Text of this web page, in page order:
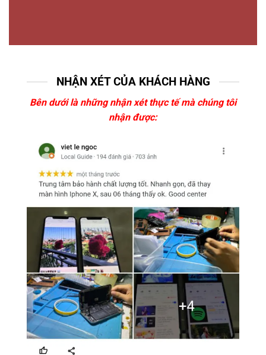
NHẬN XÉT CỦA KHÁCH HÀNG
Bên dưới là những nhận xét thực tế mà chúng tôi
nhận được: